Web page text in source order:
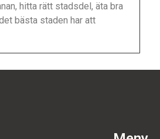
hitta rätt stadsdel, äta bra
bästa staden har att